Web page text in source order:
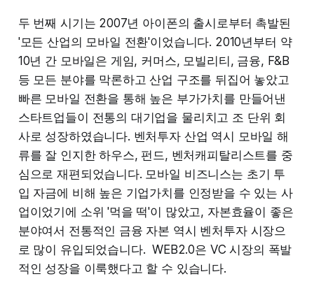
두 번째 시기는 2007년 아이폰의 출시로부터 촉발된
'모든 산업의 모바일 전환'이었습니다. 2010년부터 약
10년 간 모바일은 게임, 커머스, 모빌리티, 금융, F&B
등 모든 분야를 막론하고 산업 구조를 뒤집어 놓았고
빠른 모바일 전환을 통해 높은 부가가치를 만들어낸
스타트업들이 전통의 대기업을 물리치고 조 단위 회
사로 성장하였습니다. 벤처투자 산업 역시 모바일 해
류를 잘 인지한 하우스, 펀드, 벤처캐피탈리스트를 중
심으로 재편되었습니다. 모바일 비즈니스는 초기 투
입 자금에 비해 높은 기업가치를 인정받을 수 있는 사
업이었기에 소위 '먹을 떡'이 많았고, 자본효율이 좋은
분야여서 전통적인 금융 자본 역시 벤처투자 시장으
로 많이 유입되었습니다. WEB2.0은 VC 시장의 폭발
적인 성장을 이룩했다고 할 수 있습니다.